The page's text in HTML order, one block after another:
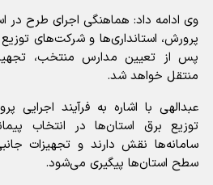
وی ادامه داد: هماهنگی اجرای طرح در
پرورش، استانداری‌ها و شرکت‌های
پس از تعیین مدارس منتخب،
منتقل خواهد شد.
عبدالهی با اشاره به فرآیند
توزیع برق استان‌ها در انتخاب
سامانه‌ها نقش دارند و تجهیزات
سطح استان‌ها پیگیری می‌شود.